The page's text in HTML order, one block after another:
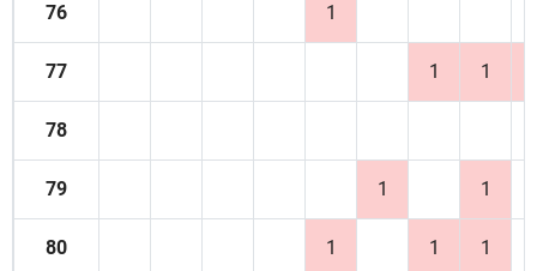
76 1
77 1 1
78
79 1 1
80 1 1 1